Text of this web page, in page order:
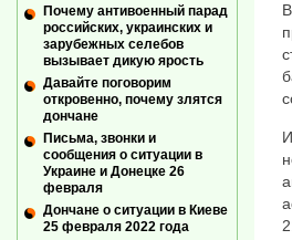
Почему антивоенный парад
российских, украинских и
зарубежных селебов
вызывает дикую ярость
Давайте поговорим
откровенно, почему злятся
дончане
Письма, звонки и
сообщения о ситуации в
Украине и Донецке 26
февраля
Дончане о ситуации в Киеве
25 февраля 2022 года